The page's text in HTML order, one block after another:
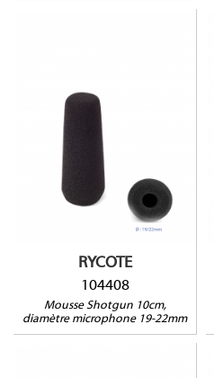
RYCOTE
104408
Mousse Shotgun 10cm,
diamètre microphone 19-22mm
Compatible avec : JVC
DY-500, GY-HD 200, MV-
P615U, Sony ECM CG1-XM1,
HDV Z7, PDW350, PMW-
F5/55, PXW-X180, Voice
Technologies VT-5000